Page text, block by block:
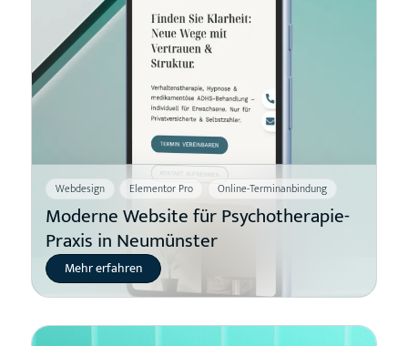
Webdesign Elementor Pro Online-Terminanbindung
Moderne Website für Psychotherapie-
Praxis in Neumünster
Mehr erfahren